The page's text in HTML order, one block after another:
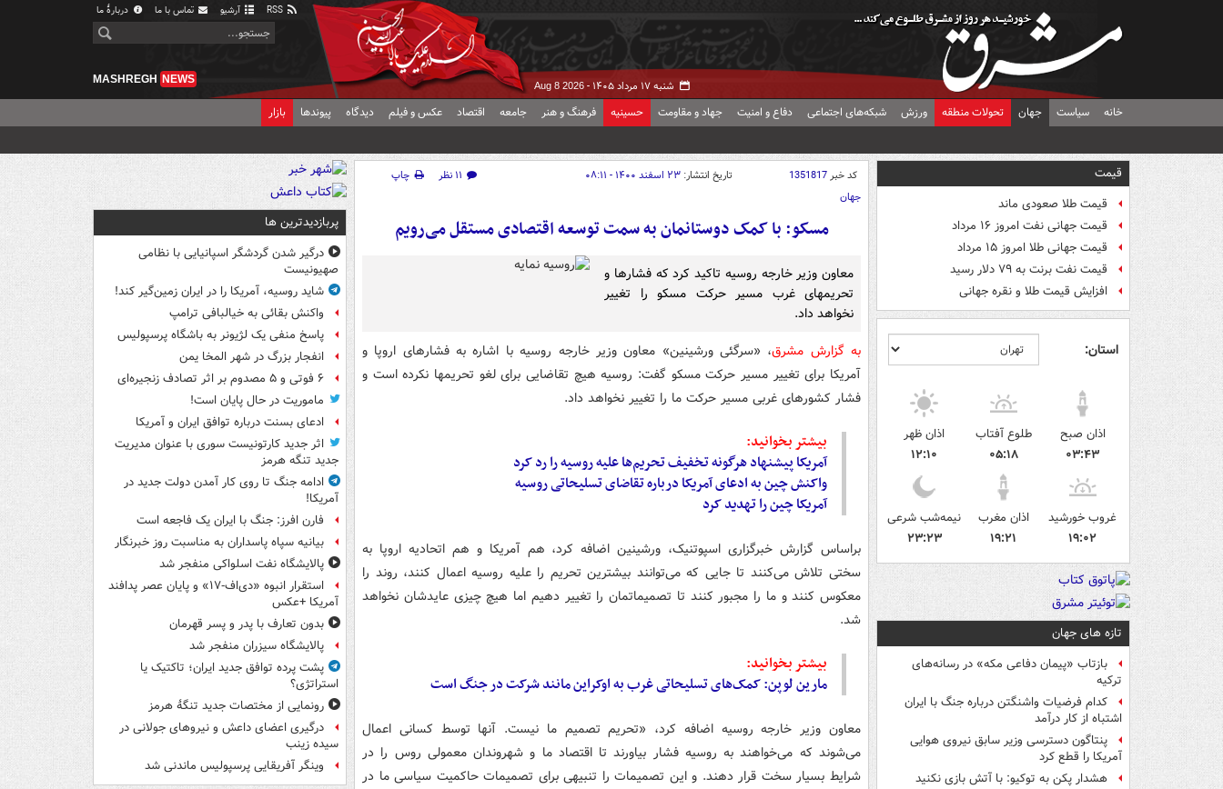
آرشیو تماس با ما دربارهٔ ما
شنبه ۱۷ مرداد ۱۴۰۵ - Aug 8 2026
MASHREGH NEWS
خانه سیاست جهان تحولات منطقه ورزش شبکه‌های اجتماعی دفاع و امنیت جهاد و مقاومت حسینیه فرهنگ و هنر جامعه اقتصاد عکس و فیلم دیدگاه پیوندها بازار
قیمت
قیمت طلا صعودی ماند
قیمت جهانی نفت امروز ۱۶ مرداد
قیمت جهانی طلا امروز ۱۵ مرداد
قیمت نفت برنت به ۷۹ دلار رسید
افزایش قیمت طلا و نقره جهانی
استان:
اذان صبح
۰۳:۴۳
طلوع آفتاب
۰۵:۱۸
اذان ظهر
۱۲:۱۰
غروب خورشید
۱۹:۰۲
اذان مغرب
۱۹:۲۱
نیمه‌شب شرعی
۲۳:۲۳
تازه های جهان
بازتاب «پیمان دفاعی مکه» در رسانه‌های
ترکیه
کدام فرضیات واشنگتن درباره جنگ با ایران
اشتباه از کار درآمد
پنتاگون دسترسی وزیر سابق نیروی هوایی
آمریکا را قطع کرد
هشدار پکن به توکیو: با آتش بازی نکنید
کد خبر1351817 تاریخ انتشار: ۲۳ اسفند ۱۴۰۰ - ۰۸:۱۱ ۱۱ نظر
چاپ
جهان
مسکو: با کمک دوستانمان به سمت توسعه اقتصادی مستقل می‌رویم
معاون وزیر خارجه روسیه تاکید کرد که فشارها و
تحریمهای غرب مسیر حرکت مسکو را تغییر
نخواهد داد.
به گزارش مشرق، «سرگئی ورشینین» معاون وزیر خارجه روسیه با اشاره به فشارهای اروپا و
آمریکا برای تغییر مسیر حرکت مسکو گفت: روسیه هیچ تقاضایی برای لغو تحریمها نکرده است و
فشار کشورهای غربی مسیر حرکت ما را تغییر نخواهد داد.
بیشتر بخوانید:
آمریکا پیشنهاد هرگونه تخفیف تحریم‌ها علیه روسیه را رد کرد
واکنش چین به ادعای آمریکا درباره تقاضای تسلیحاتی روسیه
آمریکا چین را تهدید کرد
براساس گزارش خبرگزاری اسپوتنیک، ورشینین اضافه کرد، هم آمریکا و هم اتحادیه اروپا به
سختی تلاش می‌کنند تا جایی که می‌توانند بیشترین تحریم را علیه روسیه اعمال کنند، روند را
معکوس کنند و ما را مجبور کنند تا تصمیماتمان را تغییر دهیم اما هیچ چیزی عایدشان نخواهد
شد.
بیشتر بخوانید:
مارین لوپن: کمک‌های تسلیحاتی غرب به اوکراین مانند شرکت در جنگ است
معاون وزیر خارجه روسیه اضافه کرد، «تحریم تصمیم ما نیست. آنها توسط کسانی اعمال
می‌شوند که می‌خواهند به روسیه فشار بیاورند تا اقتصاد ما و شهروندان معمولی روس را در
شرایط بسیار سخت قرار دهند. و این تصمیمات را تنبیهی برای تصمیمات حاکمیت سیاسی ما در
پربازدیدترین ها
درگیر شدن گردشگر اسپانیایی با نظامی
صهیونیست
شاید روسیه، آمریکا را در ایران زمین‌گیر کند!
واکنش بقائی به خیالبافی ترامپ
پاسخ منفی یک لژیونر به باشگاه پرسپولیس
انفجار بزرگ در شهر المخا یمن
۶ فوتی و ۵ مصدوم بر اثر تصادف زنجیره‌ای
ماموریت در حال پایان است!
ادعای بسنت درباره توافق ایران و آمریکا
اثر جدید کارتونیست سوری با عنوان مدیریت
جدید تنگه هرمز
ادامه جنگ تا روی کار آمدن دولت جدید در
آمریکا!
فارن افرز: جنگ با ایران یک فاجعه است
بیانیه سپاه پاسداران به مناسبت روز خبرنگار
پالایشگاه نفت اسلواکی منفجر شد
استقرار انبوه «دی‌اف‑۱۷» و پایان عصر پدافند
آمریکا +عکس
بدون تعارف با پدر و پسر قهرمان
پالایشگاه سیزران منفجر شد
پشت پرده توافق جدید ایران؛ تاکتیک یا
استراتژی؟
رونمایی از مختصات جدید تنگۀ هرمز
درگیری اعضای داعش و نیروهای جولانی در
سیده زینب
وینگر آفریقایی پرسپولیس ماندنی شد